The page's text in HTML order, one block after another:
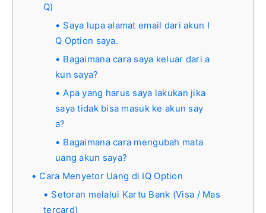
Q)
Saya lupa alamat email dari akun I
Q Option saya.
Bagaimana cara saya keluar dari a
kun saya?
Apa yang harus saya lakukan jika
saya tidak bisa masuk ke akun say
a?
Bagaimana cara mengubah mata
uang akun saya?
Cara Menyetor Uang di IQ Option
Setoran melalui Kartu Bank (Visa / Mas
tercard)